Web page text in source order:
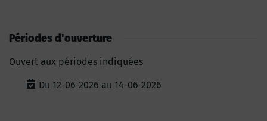
Périodes d'ouverture
Ouvert aux périodes indiquées
Du 12-06-2026 au 14-06-2026